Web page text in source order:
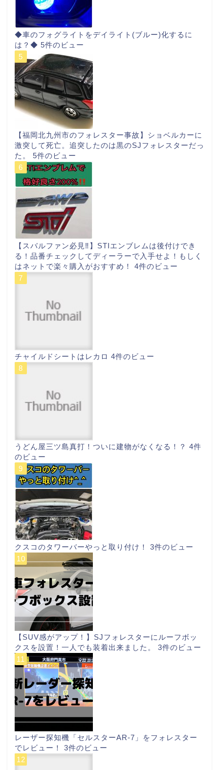
◆車のフォグライトをデイライト(ブルー)化するに
は？◆ 5件のビュー
【福岡北九州市のフォレスター事故】ショベルカーに
激突して死亡。追突したのは黒のSJフォレスターだっ
た。 5件のビュー
【スバルファン必見‼︎】STIエンブレムは後付けでき
る！品番チェックしてディーラーで入手せよ！もしく
はネットで楽々購入がおすすめ！ 4件のビュー
チャイルドシートはレカロ 4件のビュー
うどん屋三ツ島真打！ついに建物がなくなる！？ 4件
のビュー
クスコのタワーバーやっと取り付け！ 3件のビュー
【SUV感がアップ！】SJフォレスターにルーフボッ
クスを設置！一人でも装着出来ました。 3件のビュー
レーザー探知機「セルスターAR-7」をフォレスター
でレビュー！ 3件のビュー